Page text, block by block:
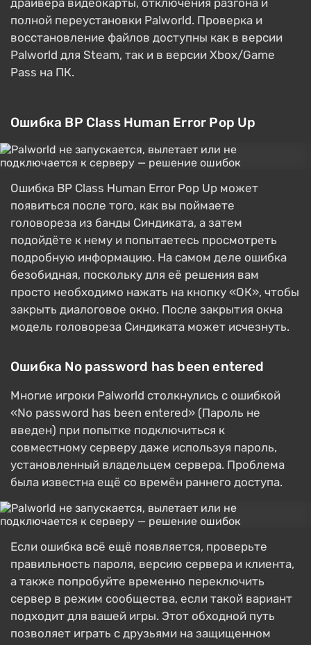
драйвера видеокарты, отключения разгона и
полной переустановки Palworld. Проверка и
восстановление файлов доступны как в версии
Palworld для Steam, так и в версии Xbox/Game
Pass на ПК.
Ошибка BP Class Human Error Pop Up
Ошибка BP Class Human Error Pop Up может
появиться после того, как вы поймаете
головореза из банды Синдиката, а затем
подойдёте к нему и попытаетесь просмотреть
подробную информацию. На самом деле ошибка
безобидная, поскольку для её решения вам
просто необходимо нажать на кнопку «ОК», чтобы
закрыть диалоговое окно. После закрытия окна
модель головореза Синдиката может исчезнуть.
Ошибка No password has been entered
Многие игроки Palworld столкнулись с ошибкой
«No password has been entered» (Пароль не
введен) при попытке подключиться к
совместному серверу даже используя пароль,
установленный владельцем сервера. Проблема
была известна ещё со времён раннего доступа.
Если ошибка всё ещё появляется, проверьте
правильность пароля, версию сервера и клиента,
а также попробуйте временно переключить
сервер в режим сообщества, если такой вариант
подходит для вашей игры. Этот обходной путь
позволяет играть с друзьями на защищенном